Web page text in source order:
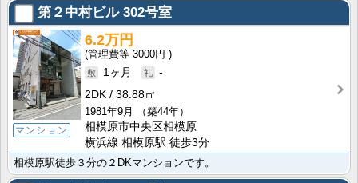
第２中村ビル302号室
マンション
6.2万円
3000円
1ヶ月
-
2DK
38.88㎡
1981年9月
（築44年）
相模原市中央区相模原
横浜線 相模原駅 徒歩3分
相模原駅徒歩３分の２DKマンションです。